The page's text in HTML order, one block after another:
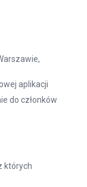
aplikacji
do członków
których